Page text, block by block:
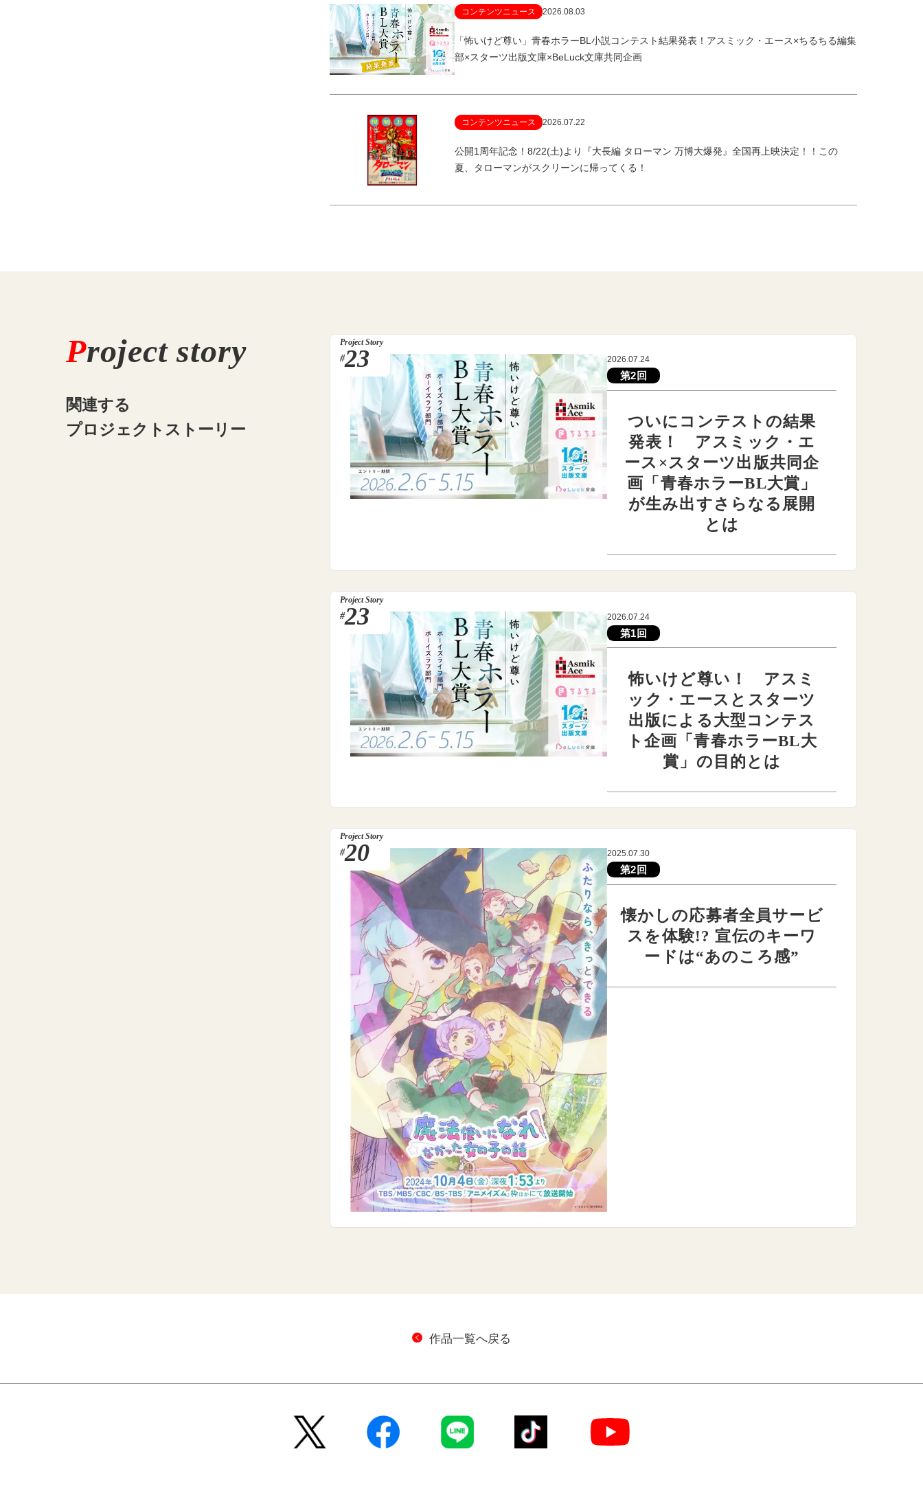
コンテンツニュース 2026.08.03
「怖いけど尊い」青春ホラーBL小説コンテスト結果発表！アスミック・エース×ちるちる編集
部×スターツ出版文庫×BeLuck文庫共同企画
コンテンツニュース 2026.07.22
公開1周年記念！8/22(土)より『大長編 タローマン 万博大爆発』全国再上映決定！！この
夏、タローマンがスクリーンに帰ってくる！
Project story
関連する
プロジェクトストーリー
Project Story
#23 2026.07.24
第2回
ついにコンテストの結果
発表！ アスミック・エ
ース×スターツ出版共同企
画「青春ホラーBL大賞」
が生み出すさらなる展開
とは
Project Story
#23 2026.07.24
第1回
怖いけど尊い！ アスミ
ック・エースとスターツ
出版による大型コンテス
ト企画「青春ホラーBL大
賞」の目的とは
Project Story
#20 2025.07.30
第2回
懐かしの応募者全員サービ
スを体験!? 宣伝のキーワ
ードは“あのころ感”
作品一覧へ戻る